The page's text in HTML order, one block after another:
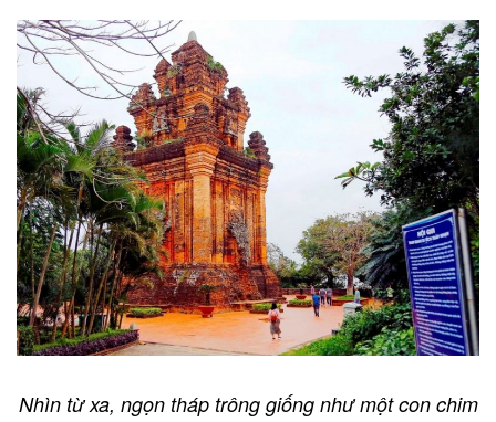
Nhìn từ xa, ngọn tháp trông giống như một con chim